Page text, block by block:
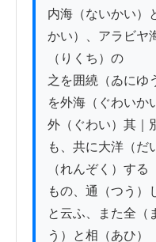
内海（ないかい）
かい）、アラビヤ
（りくち）の
之を囲繞（ゐにゆ
を外海（ぐわいか
外（ぐわい）其｜
も、共に大洋（だ
（れんぞく）する
もの、通（つう）
と云ふ、また全（
う）と相（あひ）